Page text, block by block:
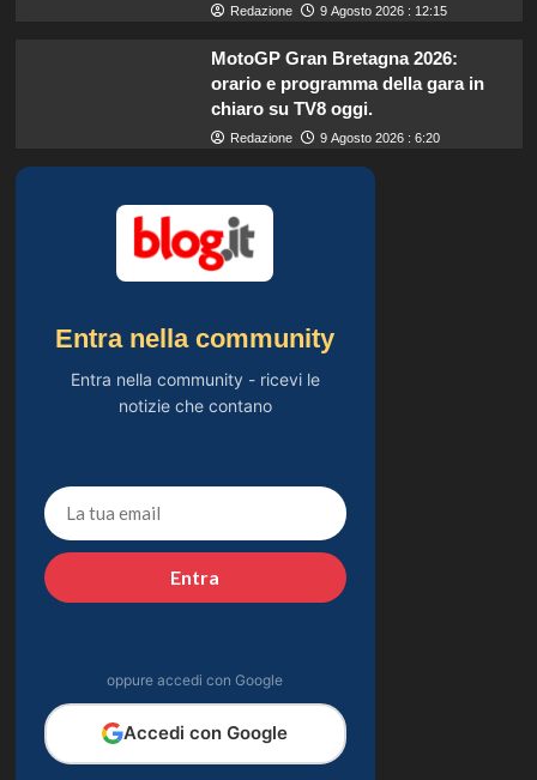
Redazione 9 Agosto 2026 : 12:15
MotoGP Gran Bretagna 2026:
orario e programma della gara in
chiaro su TV8 oggi.
Redazione 9 Agosto 2026 : 6:20
Entra nella community
Entra nella community - ricevi le
notizie che contano
Entra
oppure accedi con Google
Accedi con Google